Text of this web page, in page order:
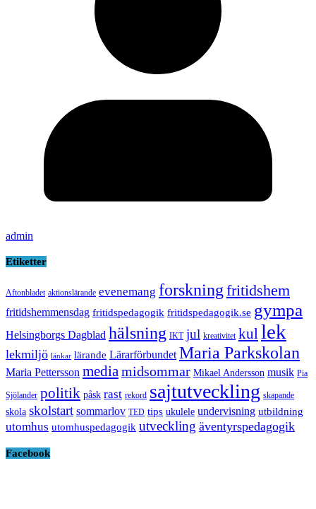
admin
Etiketter
Aftonbladet aktionslärande evenemang forskning fritidshem
fritidshemmensdag fritidspedagogik fritidspedagogik.se gympa
Helsingborgs Dagblad hälsning IKT jul kreativitet kul lek
lekmiljö länkar lärande Lärarförbundet Maria Parkskolan
Maria Pettersson media midsommar Mikael Andersson musik Pia
Sjölander politik påsk rast rekord sajtutveckling skapande
skola skolstart sommarlov TED tips ukulele undervisning utbildning
utomhus utomhuspedagogik utveckling äventyrspedagogik
Facebook